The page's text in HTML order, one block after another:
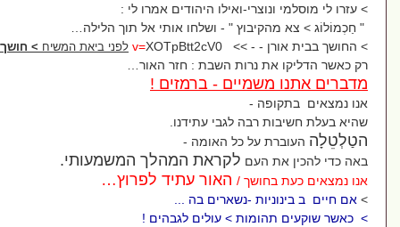
ואילו היהודים אמרו לי :
" - ושלחו אותי אל תוך הלילה…
- - >>
v=XOTpBtt2cV0 לפני ביאת המשיח> חושך
נרות השבת:חזר האור…
- ברמזים !
לגבי עתידנו.
כל האומה-
לקראת המהלך המשמעותי.
האור עתיד לפרוץ…
נשארים בה...
> עולים לגבהים !